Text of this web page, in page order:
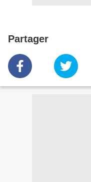
Partager